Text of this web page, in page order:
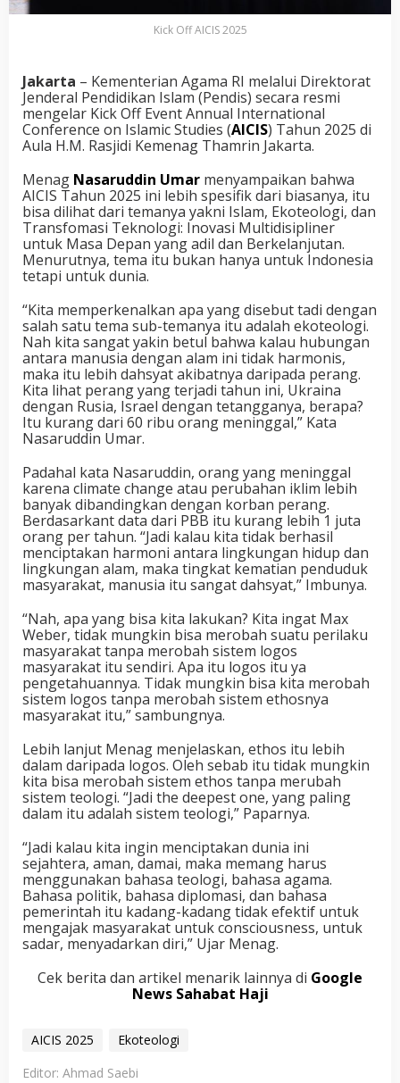
Kick Off AICIS 2025
Jakarta – Kementerian Agama RI melalui Direktorat
Jenderal Pendidikan Islam (Pendis) secara resmi
mengelar Kick Off Event Annual International
Conference on Islamic Studies (AICIS) Tahun 2025 di
Aula H.M. Rasjidi Kemenag Thamrin Jakarta.
Menag Nasaruddin Umar menyampaikan bahwa
AICIS Tahun 2025 ini lebih spesifik dari biasanya, itu
bisa dilihat dari temanya yakni Islam, Ekoteologi, dan
Transfomasi Teknologi: Inovasi Multidisipliner
untuk Masa Depan yang adil dan Berkelanjutan.
Menurutnya, tema itu bukan hanya untuk Indonesia
tetapi untuk dunia.
“Kita memperkenalkan apa yang disebut tadi dengan
salah satu tema sub-temanya itu adalah ekoteologi.
Nah kita sangat yakin betul bahwa kalau hubungan
antara manusia dengan alam ini tidak harmonis,
maka itu lebih dahsyat akibatnya daripada perang.
Kita lihat perang yang terjadi tahun ini, Ukraina
dengan Rusia, Israel dengan tetangganya, berapa?
Itu kurang dari 60 ribu orang meninggal,” Kata
Nasaruddin Umar.
Padahal kata Nasaruddin, orang yang meninggal
karena climate change atau perubahan iklim lebih
banyak dibandingkan dengan korban perang.
Berdasarkant data dari PBB itu kurang lebih 1 juta
orang per tahun. “Jadi kalau kita tidak berhasil
menciptakan harmoni antara lingkungan hidup dan
lingkungan alam, maka tingkat kematian penduduk
masyarakat, manusia itu sangat dahsyat,” Imbunya.
“Nah, apa yang bisa kita lakukan? Kita ingat Max
Weber, tidak mungkin bisa merobah suatu perilaku
masyarakat tanpa merobah sistem logos
masyarakat itu sendiri. Apa itu logos itu ya
pengetahuannya. Tidak mungkin bisa kita merobah
sistem logos tanpa merobah sistem ethosnya
masyarakat itu,” sambungnya.
Lebih lanjut Menag menjelaskan, ethos itu lebih
dalam daripada logos. Oleh sebab itu tidak mungkin
kita bisa merobah sistem ethos tanpa merubah
sistem teologi. “Jadi the deepest one, yang paling
dalam itu adalah sistem teologi,” Paparnya.
“Jadi kalau kita ingin menciptakan dunia ini
sejahtera, aman, damai, maka memang harus
menggunakan bahasa teologi, bahasa agama.
Bahasa politik, bahasa diplomasi, dan bahasa
pemerintah itu kadang-kadang tidak efektif untuk
mengajak masyarakat untuk consciousness, untuk
sadar, menyadarkan diri,” Ujar Menag.
Cek berita dan artikel menarik lainnya di Google
News Sahabat Haji
AICIS 2025
Ekoteologi
Editor: Ahmad Saebi